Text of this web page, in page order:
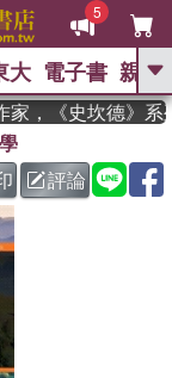
5
GO
是一群喵 、 暑期
臺灣漫遊錄、 方
輝時代
大的迷走神經
大 電子書 親子
，《史坎德》系
評論